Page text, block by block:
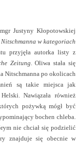
Justyny Kłopotowskiej
w kategoriach
przyjęła autorka listy z
Zeitung. Oliwa stała się
Nitschmanna po okolicach
są takie miejsca jak
Nawiązała również
pożywką mógł być
bochen chleba.
nie chciał się podzielić
znajduje się obecnie w